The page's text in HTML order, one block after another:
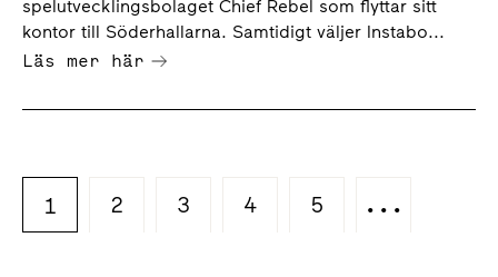
spelutvecklingsbolaget Chief Rebel som flyttar sitt
kontor till Söderhallarna. Samtidigt väljer Instabo...
Läs mer här
1 2 3 4 5 ...